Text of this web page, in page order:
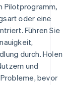
Pilotprogramm,
oder eine
Führen Sie
durch. Holen
und
bevor